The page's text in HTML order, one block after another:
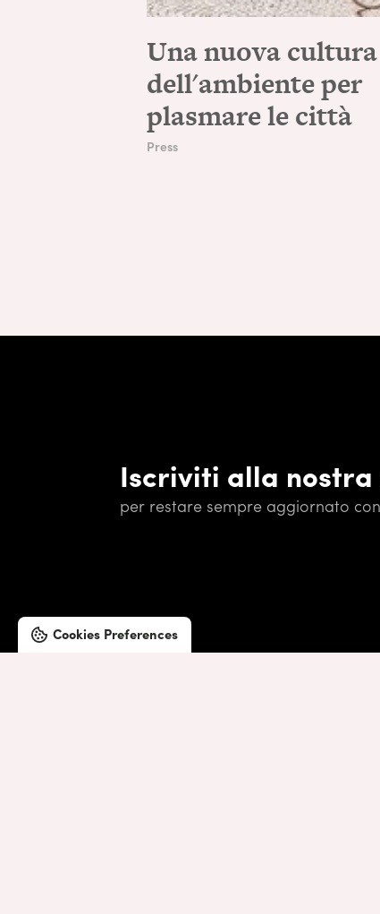
Una nuova cultura
dell'ambiente per
plasmare le città
Press
Iscriviti alla
per restare sempre aggiornato
Cookies Preferences